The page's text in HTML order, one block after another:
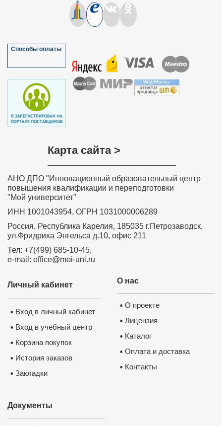
Способы оплаты
Карта сайта >
АНО ДПО "Инновационный образовательный центр
повышения квалификации и переподготовки
"Мой университет"
ИНН 1001043954, ОГРН 1031000006289
Россия, Республика Карелия, 185035 г.Петрозаводск,
ул.Фридриха Энгельса д.10, офис 211
Тел: +7(499) 685-10-45,
e-mail: office@moi-uni.ru
О нас
• О проекте
• Лицензия
• Каталог
• Оплата и доставка
• Контакты
Личный кабинет
• Вход в личный кабинет
• Вход в учебный центр
• Корзина покупок
• История заказов
• Закладки
Документы